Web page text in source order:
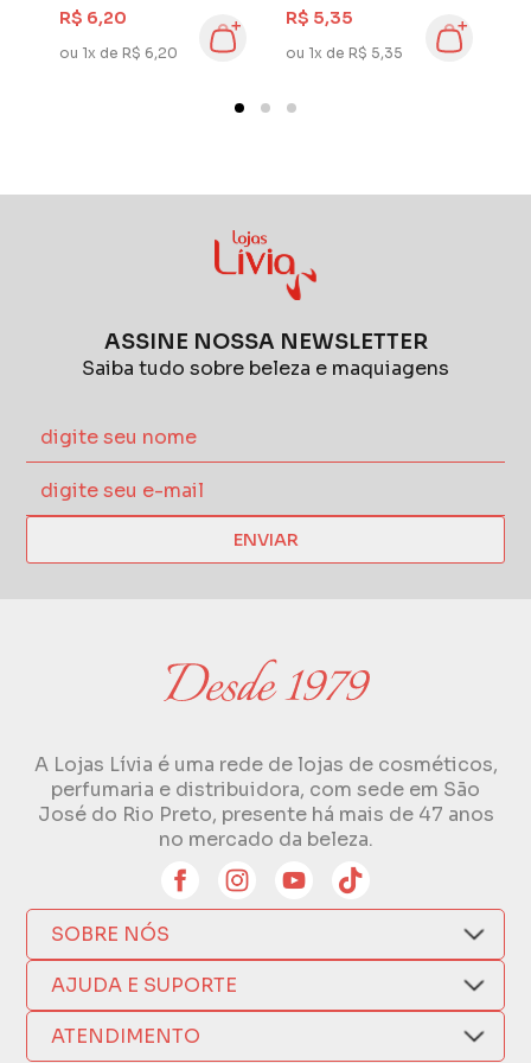
Clean Macia
R$ 6,20
ou 1x de R$ 6,20
Clean Macia
R$ 5,35
ou 1x de R$ 5,35
ASSINE NOSSA NEWSLETTER
Saiba tudo sobre beleza e maquiagens
ENVIAR
A Lojas Lívia é uma rede de lojas de cosméticos,
perfumaria e distribuidora, com sede em São
José do Rio Preto, presente há mais de 47 anos
no mercado da beleza.
SOBRE NÓS
Quem Somos
Compra Segura
Como Comprar
Nossas Lojas
AJUDA E SUPORTE
Nosso Aplicativo
Trocas e Devoluções
ATENDIMENTO